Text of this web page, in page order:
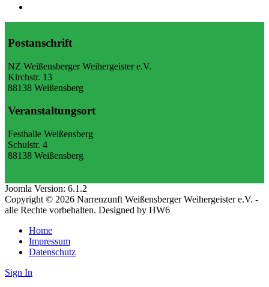
Postanschrift
NZ Weißensberger Weihergeister e.V.
Kirchstr. 13
88138 Weißensberg
Veranstaltungsort
Festhalle Weißensberg
Schulstr. 4
88138 Weißensberg
Joomla Version: 6.1.2
Copyright © 2026 Narrenzunft Weißensberger Weihergeister e.V. -
alle Rechte vorbehalten. Designed by HW6
Home
Impressum
Datenschutz
Sign In